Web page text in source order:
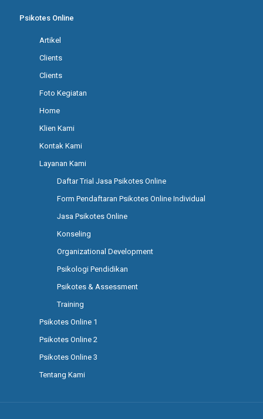
Psikotes Online
Artikel
Clients
Clients
Foto Kegiatan
Home
Klien Kami
Kontak Kami
Layanan Kami
Daftar Trial Jasa Psikotes Online
Form Pendaftaran Psikotes Online Individual
Jasa Psikotes Online
Konseling
Organizational Development
Psikologi Pendidikan
Psikotes & Assessment
Training
Psikotes Online 1
Psikotes Online 2
Psikotes Online 3
Tentang Kami